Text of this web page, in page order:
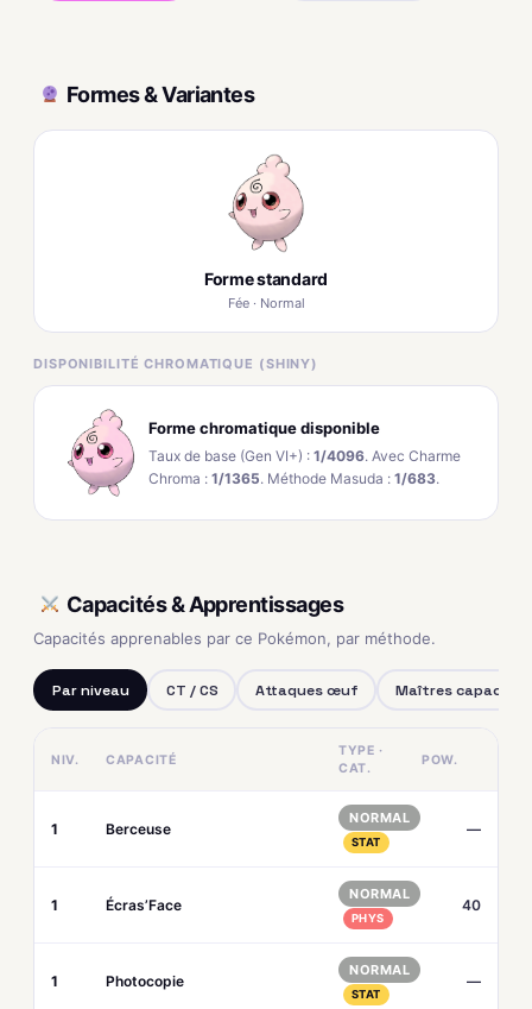
Formes & Variantes
Forme standard
Fée · Normal
DISPONIBILITÉ CHROMATIQUE (SHINY)
Forme chromatique disponible
Taux de base (Gen VI+) : 1/4096. Avec Charme
Chroma : 1/1365. Méthode Masuda : 1/683.
Capacités & Apprentissages
Capacités apprenables par ce Pokémon, par méthode.
Par niveau CT / CS Attaques œuf Maîtres capacités
NIV. CAPACITÉ
TYPE ·
CAT.
POW.
1 Berceuse
NORMAL
STAT
—
1 Écras’Face
NORMAL
PHYS
40
1 Photocopie
NORMAL
STAT
—